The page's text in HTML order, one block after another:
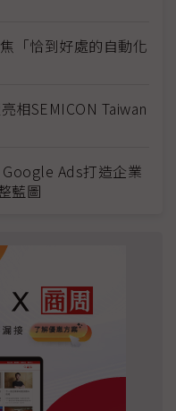
「恰到好處的自動化
相SEMICON Taiwan
Ads打造企業
藍圖